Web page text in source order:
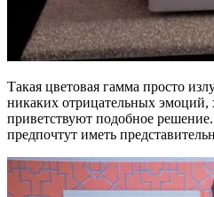
Такая цветовая гамма просто
никаких отрицательных эмоций,
приветствуют подобное
предпочтут иметь